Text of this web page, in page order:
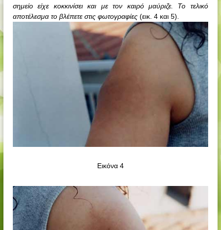
σημείο είχε κοκκινίσει και με τον καιρό μαύριζε. Το τελικό
αποτέλεσμα το βλέπετε στις φωτογραφίες(εικ. 4 και 5).
Εικόνα 4